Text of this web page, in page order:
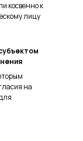
косвенно к
лицу
на